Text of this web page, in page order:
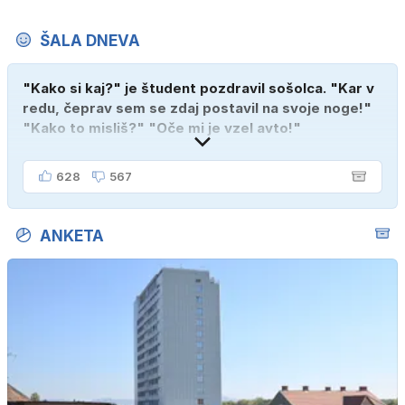
ŠALA DNEVA
"Kako si kaj?" je študent pozdravil sošolca. "Kar v
redu, čeprav sem se zdaj postavil na svoje noge!"
"Kako to misliš?" "Oče mi je vzel avto!"
628 567
ANKETA